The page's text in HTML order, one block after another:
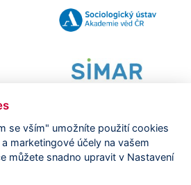
Právní ujednání| Nastavení cookies
zpracování osobních údajů
se vším" umožníte použití cookies
marketingové účely na vašem
můžete snadno upravit v Nastavení